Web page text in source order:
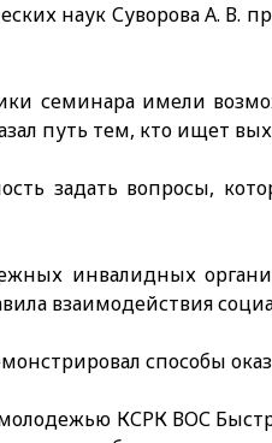
наук Суворова А.
семинара имели
путь тем, кто ищет
задать вопросы,
инвалидных
взаимодействия
способы
КСРК ВОС